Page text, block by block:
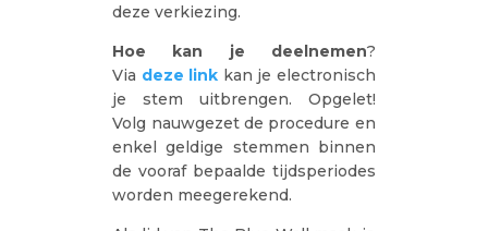
deze verkiezing.
Hoe kan je deelnemen?
Via deze link kan je electronisch
je stem uitbrengen. Opgelet!
Volg nauwgezet de procedure en
enkel geldige stemmen binnen
de vooraf bepaalde tijdsperiodes
worden meegerekend.